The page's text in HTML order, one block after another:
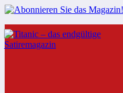
Zum
Inhalt
springen